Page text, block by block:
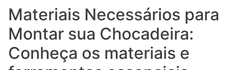
Materiais Necessários para
Montar sua Chocadeira:
Conheça os materiais e